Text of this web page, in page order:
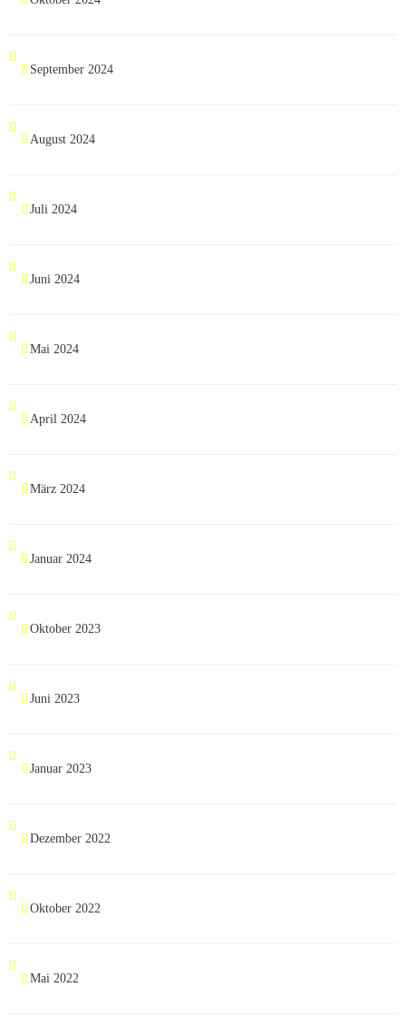
September 2024
August 2024
Juli 2024
Juni 2024
Mai 2024
April 2024
März 2024
Januar 2024
Oktober 2023
Juni 2023
Januar 2023
Dezember 2022
Oktober 2022
Mai 2022